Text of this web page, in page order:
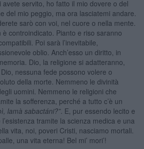
servito, ho fatto il mio dovere o del
del mio peggio, ma ora lasciatemi andare.
sarò con voi, nel cuore o nella mente.
controindicato. Pianto e riso saranno
Poi sarà l’inevitabile,
oblio. Anch’esso un diritto, in
Dio, la religione si adatteranno,
nessuna fede possono volere o
della morte. Nemmeno le divinità
uomini. Nemmeno le religioni che
la sofferenza, perché a tutto c’è un
, lamà sabactáni?”. E, pur essendo lecito e
tramite la scienza medica e una
vita, noi, poveri Cristi, nasciamo mortali.
una vita eterna! Bel mi’ mori’!